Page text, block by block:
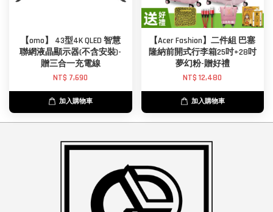
【omo】 43型4K QLED 智慧
聯網液晶顯示器(不含安裝)-
贈三合一充電線
NT$ 7,690
加入購物車
【Acer Fashion】二件組 巴塞
隆納前開式行李箱25吋+28吋
夢幻粉-贈好禮
NT$ 12,480
加入購物車